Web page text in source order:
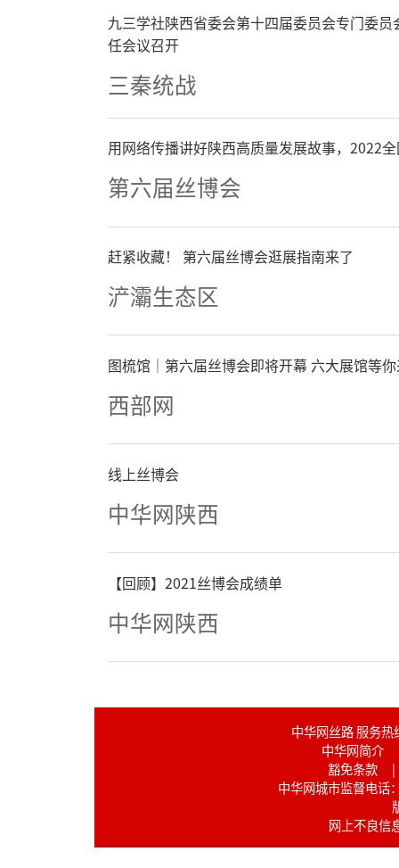
九三学社陕西省委会第十四届委员会专门委
任会议召开
三秦统战
用网络传播讲好陕西高质量发展故事，2022
第六届丝博会
赶紧收藏！ 第六届丝博会逛展指南来了
浐灞生态区
图梳馆｜第六届丝博会即将开幕 六大展馆等
西部网
线上丝博会
中华网陕西
【回顾】2021丝博会成绩单
中华网陕西
中华网丝路 服务
中华网简介
豁免条款
|
中华网城市监督电话
网上不良信